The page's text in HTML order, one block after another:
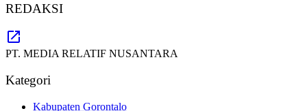
REDAKSI
PT. MEDIA RELATIF NUSANTARA
Kategori
Kabupaten Gorontalo